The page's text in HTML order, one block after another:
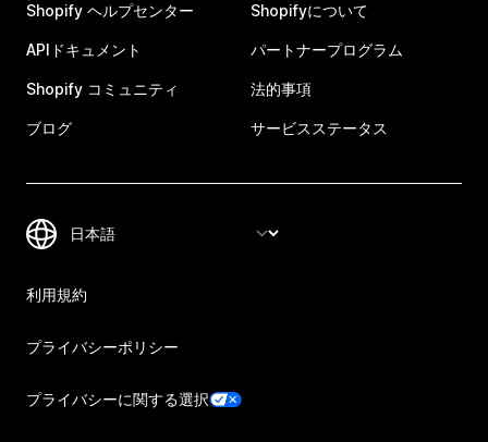
Shopify ヘルプセンター
APIドキュメント
Shopify コミュニティ
ブログ
Shopifyについて
パートナープログラム
法的事項
サービスステータス
利用規約
プライバシーポリシー
プライバシーに関する選択